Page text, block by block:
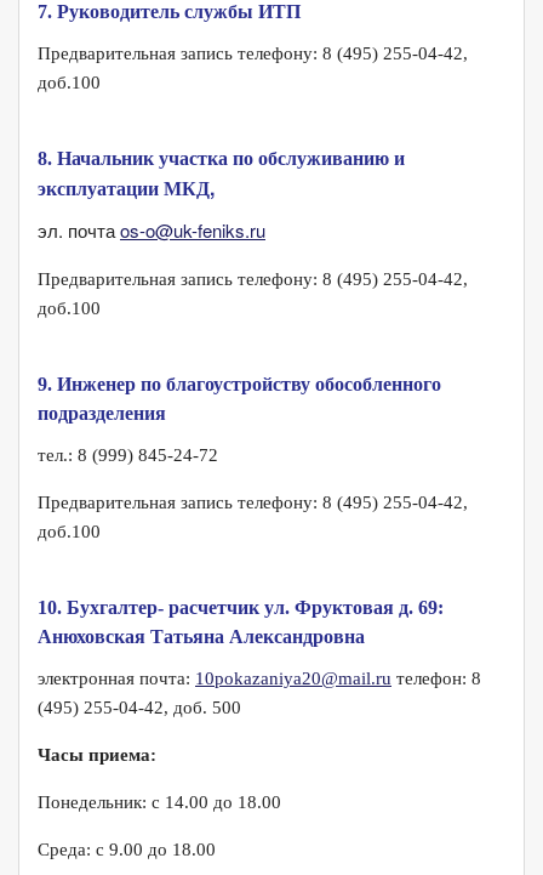
7. Руководитель службы ИТП
Предварительная запись телефону: 8 (495) 255-04-42,
доб.100
8. Начальник участка по обслуживанию и
эксплуатации МКД,
эл. почтаos-o@uk-feniks.ru
Предварительная запись телефону: 8 (495) 255-04-42,
доб.100
9. Инженер по благоустройству обособленного
подразделения
тел.: 8 (999) 845-24-72
Предварительная запись телефону: 8 (495) 255-04-42,
доб.100
10. Бухгалтер- расчетчик ул. Фруктовая д. 69:
Анюховская Татьяна Александровна
электронная почта: 10pokazaniya20@mail.ru телефон: 8
(495) 255-04-42, доб. 500
Часы приема:
Понедельник: с 14.00 до 18.00
Среда: с 9.00 до 18.00